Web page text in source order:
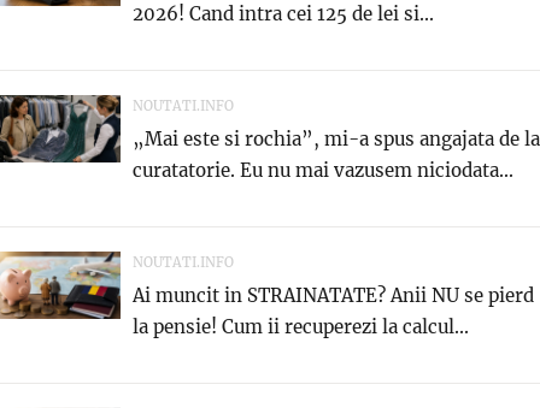
2026! Cand intra cei 125 de lei si...
NOUTATI.INFO
„Mai este si rochia”, mi-a spus angajata de la
curatatorie. Eu nu mai vazusem niciodata...
NOUTATI.INFO
Ai muncit in STRAINATATE? Anii NU se pierd
la pensie! Cum ii recuperezi la calcul...